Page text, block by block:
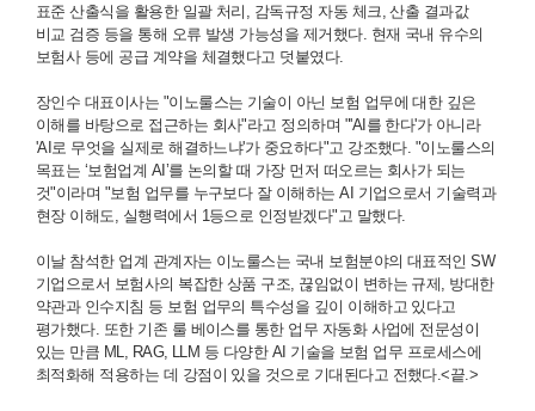
표준 산출식을 활용한 일괄 처리, 감독규정 자동 체크, 산출 결과값
비교 검증 등을 통해 오류 발생 가능성을 제거했다. 현재 국내 유수의
보험사 등에 공급 계약을 체결했다고 덧붙였다.
장인수 대표이사는 "이노룰스는 기술이 아닌 보험 업무에 대한 깊은
이해를 바탕으로 접근하는 회사"라고 정의하며 "'AI를 한다'가 아니라
'AI로 무엇을 실제로 해결하느냐'가 중요하다"고 강조했다. "이노룰스의
목표는 ‘보험업계 AI’를 논의할 때 가장 먼저 떠오르는 회사가 되는
것"이라며 "보험 업무를 누구보다 잘 이해하는 AI 기업으로서 기술력과
현장 이해도, 실행력에서 1등으로 인정받겠다"고 말했다.
이날 참석한 업계 관계자는 이노룰스는 국내 보험분야의 대표적인 SW
기업으로서 보험사의 복잡한 상품 구조, 끊임없이 변하는 규제, 방대한
약관과 인수지침 등 보험 업무의 특수성을 깊이 이해하고 있다고
평가했다. 또한 기존 룰 베이스를 통한 업무 자동화 사업에 전문성이
있는 만큼 ML, RAG, LLM 등 다양한 AI 기술을 보험 업무 프로세스에
최적화해 적용하는 데 강점이 있을 것으로 기대된다고 전했다.<끝.>